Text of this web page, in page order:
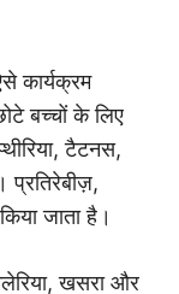
कार्यक्रम
बच्चों के लिए
टैटनस,
जाता है।
खसरा और